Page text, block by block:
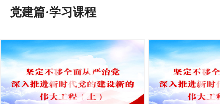
党建篇·学习课程